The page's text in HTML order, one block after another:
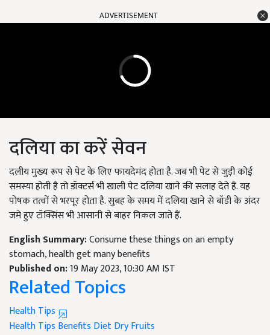
ADVERTISEMENT
दलिया का करें सेवन
दलीय मुख्य रूप से पेट के लिए फायदेमंद होता है. जब भी पेट से जुड़ी कोई
समस्या होती है तो डॉक्टर्स भी खाली पेट दलिया खाने की सलाह देते हैं. यह
पोषक तत्वों से भरपूर होता है. सुबह के समय में दलिया खाने से बॉडी के अंदर
जमे हुए टॉक्सिंस भी आसानी से बाहर निकल जाते हैं.
English Summary:Consume these things on an empty
stomach, health get many benefits
Published on:19 May 2023, 10:30 AM IST
Related Topics
Health Tips
Health Tips Benefits DietDry Fruits